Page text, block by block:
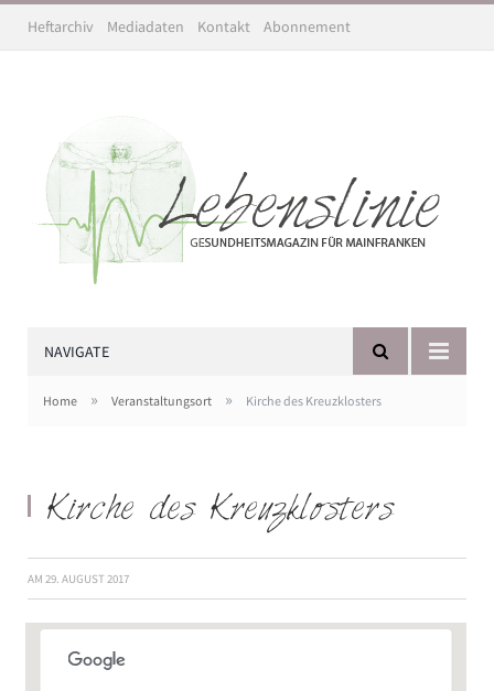
Heftarchiv Mediadaten Kontakt Abonnement
NAVIGATE
Home » Veranstaltungsort » Kirche des Kreuzklosters
Kirche des Kreuzklosters
AM 29. AUGUST 2017